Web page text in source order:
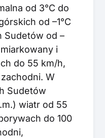
od 3°C do
od –1°C
Sudetów od –
i
do 55 km/h,
W
Sudetów
wiatr od 55
do 100